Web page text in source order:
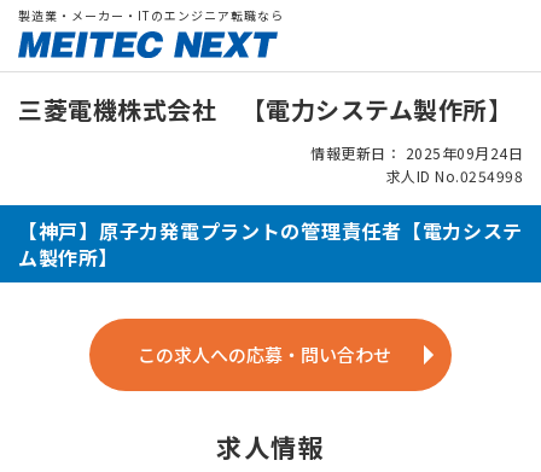
製造業・メーカー・ITのエンジニア転職なら
三菱電機株式会社 【電力システム製作所】
情報更新日： 2025年09月24日
求人ID No.0254998
【神戸】原子力発電プラントの管理責任者【電力システ
ム製作所】
この求人への応募・問い合わせ
求人情報